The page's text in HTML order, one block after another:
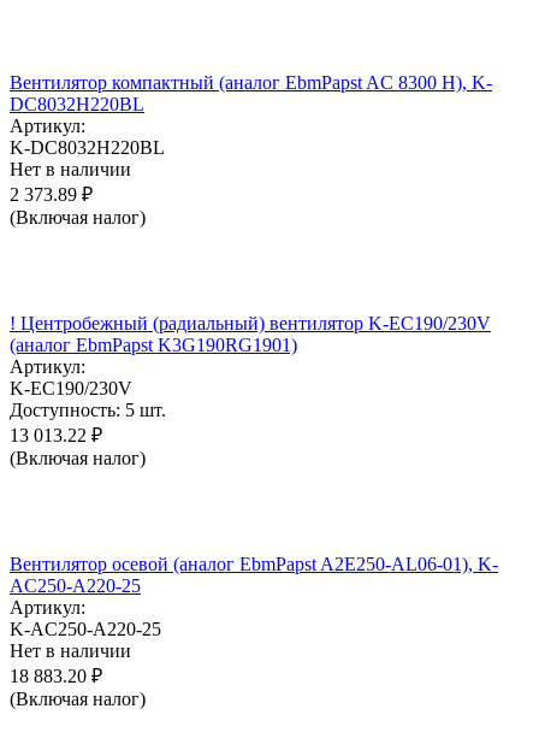
Вентилятор компактный (аналог EbmPapst AC 8300 H), K-
DC8032H220BL
Артикул:
K-DC8032H220BL
Нет в наличии
2 373.89 ₽
(Включая налог)
! Центробежный (радиальный) вентилятор K-EC190/230V
(аналог EbmPapst K3G190RG1901)
Артикул:
K-EC190/230V
Доступность: 5 шт.
13 013.22 ₽
(Включая налог)
Вентилятор осевой (аналог EbmPapst A2E250-AL06-01), K-
AC250-A220-25
Артикул:
K-AC250-A220-25
Нет в наличии
18 883.20 ₽
(Включая налог)